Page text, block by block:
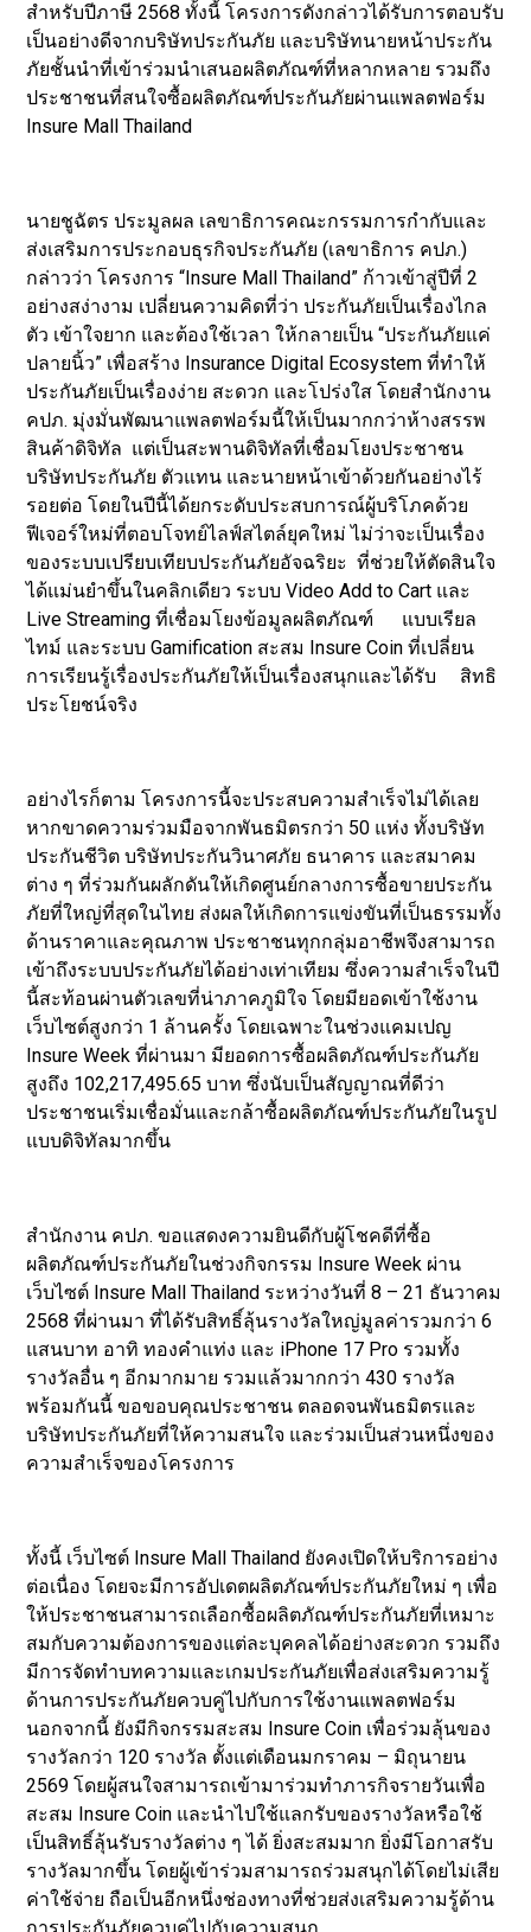
สำหรับปีภาษี 2568 ทั้งนี้ โครงการดังกล่าวได้รับการตอบรับ
เป็นอย่างดีจากบริษัทประกันภัย และบริษัทนายหน้าประกัน
ภัยชั้นนำที่เข้าร่วมนำเสนอผลิตภัณฑ์ที่หลากหลาย รวมถึง
ประชาชนที่สนใจซื้อผลิตภัณฑ์ประกันภัยผ่านแพลตฟอร์ม
Insure Mall Thailand
นายชูฉัตร ประมูลผล เลขาธิการคณะกรรมการกำกับและ
ส่งเสริมการประกอบธุรกิจประกันภัย (เลขาธิการ คปภ.)
กล่าวว่า โครงการ “Insure Mall Thailand” ก้าวเข้าสู่ปีที่ 2
อย่างสง่างาม เปลี่ยนความคิดที่ว่า ประกันภัยเป็นเรื่องไกล
ตัว เข้าใจยาก และต้องใช้เวลา ให้กลายเป็น “ประกันภัยแค่
ปลายนิ้ว” เพื่อสร้าง Insurance Digital Ecosystem ที่ทำให้
ประกันภัยเป็นเรื่องง่าย สะดวก และโปร่งใส โดยสำนักงาน
คปภ. มุ่งมั่นพัฒนาแพลตฟอร์มนี้ให้เป็นมากกว่าห้างสรรพ
สินค้าดิจิทัล แต่เป็นสะพานดิจิทัลที่เชื่อมโยงประชาชน
บริษัทประกันภัย ตัวแทน และนายหน้าเข้าด้วยกันอย่างไร้
รอยต่อ โดยในปีนี้ได้ยกระดับประสบการณ์ผู้บริโภคด้วย
ฟีเจอร์ใหม่ที่ตอบโจทย์ไลฟ์สไตล์ยุคใหม่ ไม่ว่าจะเป็นเรื่อง
ของระบบเปรียบเทียบประกันภัยอัจฉริยะ ที่ช่วยให้ตัดสินใจ
ได้แม่นยำขึ้นในคลิกเดียว ระบบ Video Add to Cart และ
Live Streaming ที่เชื่อมโยงข้อมูลผลิตภัณฑ์ แบบเรียล
ไทม์ และระบบ Gamification สะสม Insure Coin ที่เปลี่ยน
การเรียนรู้เรื่องประกันภัยให้เป็นเรื่องสนุกและได้รับ สิทธิ
ประโยชน์จริง
อย่างไรก็ตาม โครงการนี้จะประสบความสำเร็จไม่ได้เลย
หากขาดความร่วมมือจากพันธมิตรกว่า 50 แห่ง ทั้งบริษัท
ประกันชีวิต บริษัทประกันวินาศภัย ธนาคาร และสมาคม
ต่าง ๆ ที่ร่วมกันผลักดันให้เกิดศูนย์กลางการซื้อขายประกัน
ภัยที่ใหญ่ที่สุดในไทย ส่งผลให้เกิดการแข่งขันที่เป็นธรรมทั้ง
ด้านราคาและคุณภาพ ประชาชนทุกกลุ่มอาชีพจึงสามารถ
เข้าถึงระบบประกันภัยได้อย่างเท่าเทียม ซึ่งความสำเร็จในปี
นี้สะท้อนผ่านตัวเลขที่น่าภาคภูมิใจ โดยมียอดเข้าใช้งาน
เว็บไซต์สูงกว่า 1 ล้านครั้ง โดยเฉพาะในช่วงแคมเปญ
Insure Week ที่ผ่านมา มียอดการซื้อผลิตภัณฑ์ประกันภัย
สูงถึง 102,217,495.65 บาท ซึ่งนับเป็นสัญญาณที่ดีว่า
ประชาชนเริ่มเชื่อมั่นและกล้าซื้อผลิตภัณฑ์ประกันภัยในรูป
แบบดิจิทัลมากขึ้น
สำนักงาน คปภ. ขอแสดงความยินดีกับผู้โชคดีที่ซื้อ
ผลิตภัณฑ์ประกันภัยในช่วงกิจกรรม Insure Week ผ่าน
เว็บไซต์ Insure Mall Thailand ระหว่างวันที่ 8 – 21 ธันวาคม
2568 ที่ผ่านมา ที่ได้รับสิทธิ์ลุ้นรางวัลใหญ่มูลค่ารวมกว่า 6
แสนบาท อาทิ ทองคำแท่ง และ iPhone 17 Pro รวมทั้ง
รางวัลอื่น ๆ อีกมากมาย รวมแล้วมากกว่า 430 รางวัล
พร้อมกันนี้ ขอขอบคุณประชาชน ตลอดจนพันธมิตรและ
บริษัทประกันภัยที่ให้ความสนใจ และร่วมเป็นส่วนหนึ่งของ
ความสำเร็จของโครงการ
ทั้งนี้ เว็บไซต์ Insure Mall Thailand ยังคงเปิดให้บริการอย่าง
ต่อเนื่อง โดยจะมีการอัปเดตผลิตภัณฑ์ประกันภัยใหม่ ๆ เพื่อ
ให้ประชาชนสามารถเลือกซื้อผลิตภัณฑ์ประกันภัยที่เหมาะ
สมกับความต้องการของแต่ละบุคคลได้อย่างสะดวก รวมถึง
มีการจัดทำบทความและเกมประกันภัยเพื่อส่งเสริมความรู้
ด้านการประกันภัยควบคู่ไปกับการใช้งานแพลตฟอร์ม
นอกจากนี้ ยังมีกิจกรรมสะสม Insure Coin เพื่อร่วมลุ้นของ
รางวัลกว่า 120 รางวัล ตั้งแต่เดือนมกราคม – มิถุนายน
2569 โดยผู้สนใจสามารถเข้ามาร่วมทำภารกิจรายวันเพื่อ
สะสม Insure Coin และนำไปใช้แลกรับของรางวัลหรือใช้
เป็นสิทธิ์ลุ้นรับรางวัลต่าง ๆ ได้ ยิ่งสะสมมาก ยิ่งมีโอกาสรับ
รางวัลมากขึ้น โดยผู้เข้าร่วมสามารถร่วมสนุกได้โดยไม่เสีย
ค่าใช้จ่าย ถือเป็นอีกหนึ่งช่องทางที่ช่วยส่งเสริมความรู้ด้าน